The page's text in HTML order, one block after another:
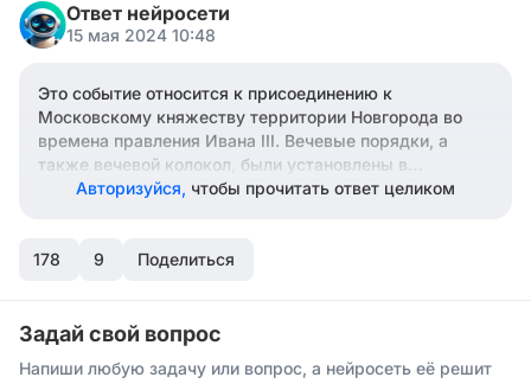
Ответ нейросети
15 мая 2024 10:48
Это событие относится к присоединению к
Московскому княжеству территории Новгорода во
времена правления Ивана III. Вечевые порядки, а
также вечевой колокол, были установлены в
Новгороде после его присоединения к Московскому
Обращение к таким историческим событиям
государственных структур в древней Руси.
Авторизуйся, чтобы прочитать ответ целиком
178 9 Поделиться
Задай свой вопрос
Напиши любую задачу или вопрос, а нейросеть её решит